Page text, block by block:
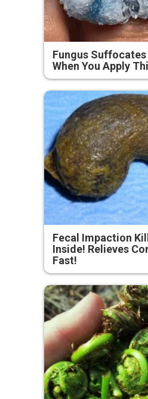
Fungus Suffocates
When You Apply
Fecal Impaction
Inside! Relieves
Fast!